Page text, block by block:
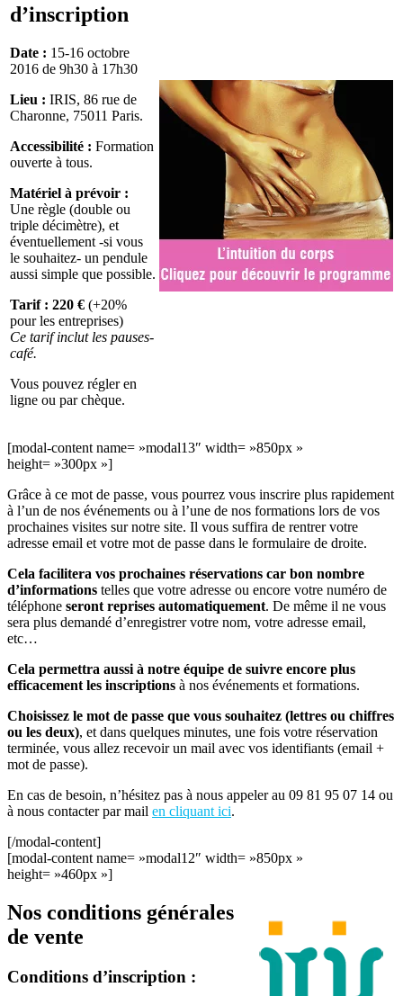
d’inscription
Date : 15-16 octobre
2016 de 9h30 à 17h30
Lieu : IRIS, 86 rue de
Charonne, 75011 Paris.
Accessibilité : Formation
ouverte à tous.
Matériel à prévoir :
Une règle (double ou
triple décimètre), et
éventuellement -si vous
le souhaitez- un pendule
aussi simple que possible.
Tarif : 220 € (+20%
pour les entreprises)
Ce tarif inclut les pauses-
café.
Vous pouvez régler en
ligne ou par chèque.
[modal-content name= »modal13″ width= »850px »
height= »300px »]
Grâce à ce mot de passe, vous pourrez vous inscrire plus rapidement
à l’un de nos événements ou à l’une de nos formations lors de vos
prochaines visites sur notre site. Il vous suffira de rentrer votre
adresse email et votre mot de passe dans le formulaire de droite.
Cela facilitera vos prochaines réservations car bon nombre
d’informations telles que votre adresse ou encore votre numéro de
téléphone seront reprises automatiquement. De même il ne vous
sera plus demandé d’enregistrer votre nom, votre adresse email,
etc…
Cela permettra aussi à notre équipe de suivre encore plus
efficacement les inscriptions à nos événements et formations.
Choisissez le mot de passe que vous souhaitez (lettres ou chiffres
ou les deux), et dans quelques minutes, une fois votre réservation
terminée, vous allez recevoir un mail avec vos identifiants (email +
mot de passe).
En cas de besoin, n’hésitez pas à nous appeler au 09 81 95 07 14 ou
à nous contacter par mail en cliquant ici.
[/modal-content]
[modal-content name= »modal12″ width= »850px »
height= »460px »]
Nos conditions générales
de vente
Conditions d’inscription :